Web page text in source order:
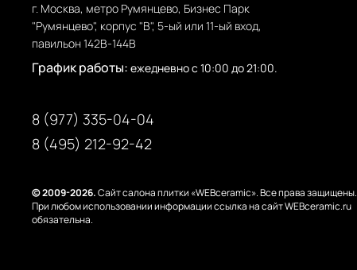
г. Москва, метро Румянцево, Бизнес Парк
"Румянцево", корпус "В", 5-ый или 11-ый вход,
павильон 142В-144В
График работы: ежедневно с 10:00 до 21:00.
8 (977) 335-04-04
8 (495) 212-92-42
© 2009-2026.Сайт салона плитки «WEBceramic». Все права защищены.
При любом использовании информации ссылка на сайт WEBceramic.ru
обязательна.